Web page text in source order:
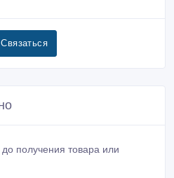
Связаться
получения товара или